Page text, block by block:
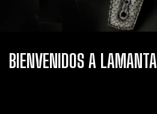
BIENVENIDOS A LAMANTA